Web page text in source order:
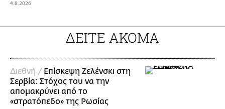
4.8.2026
ΔΕΙΤΕ ΑΚΟΜΑ
Διεθνή / Επίσκεψη Ζελένσκι στη
Σερβία: Στόχος του να την
απομακρύνει από το
«στρατόπεδο» της Ρωσίας